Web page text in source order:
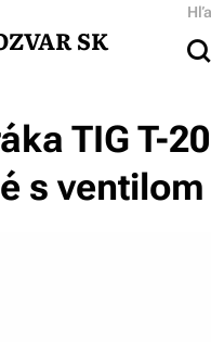
SK
TIG T-20
s ventilom